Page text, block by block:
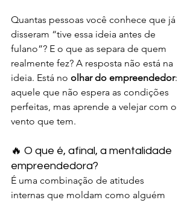
Quantas pessoas você conhece que já
disseram “tive essa ideia antes de
fulano”? E o que as separa de quem
realmente fez? A resposta não está na
ideia. Está no olhar do empreendedor:
aquele que não espera as condições
perfeitas, mas aprende a velejar com o
vento que tem.
🔥 O que é, afinal, a mentalidade
empreendedora?
É uma combinação de atitudes
internas que moldam como alguém